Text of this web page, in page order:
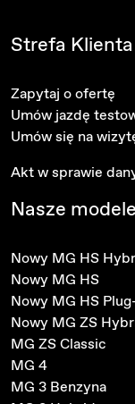
Strefa Klienta
Zapytaj o ofertę
Umów jazdę
Umów się na
Akt w sprawie
Nasze modele
Nowy MG HS
Nowy MG HS
Nowy MG HS
Nowy MG ZS
MG ZS Classic
MG 4
MG 3 Benzyna